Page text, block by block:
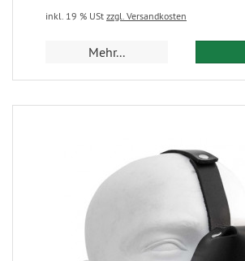
inkl. 19 % USt zzgl. Versandkosten
Mehr...